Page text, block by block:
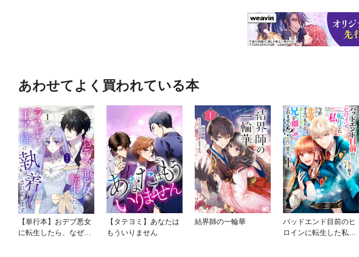
あわせてよく買われている本
【単行本】おデブ悪女
に転生したら、なぜか
【タテヨミ】あなたは
もういりません
結界師の一輪華
バッドエンド目前のヒ
ロインに転生した私、